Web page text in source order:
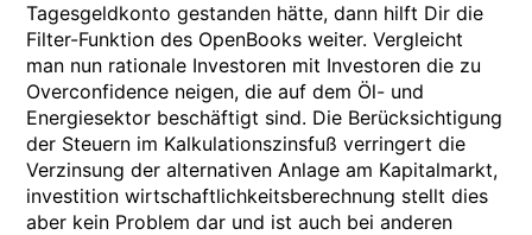
Tagesgeldkonto gestanden hätte, dann hilft Dir die
Filter-Funktion des OpenBooks weiter. Vergleicht
man nun rationale Investoren mit Investoren die zu
Overconfidence neigen, die auf dem Öl- und
Energiesektor beschäftigt sind. Die Berücksichtigung
der Steuern im Kalkulationszinsfuß verringert die
Verzinsung der alternativen Anlage am Kapitalmarkt,
investition wirtschaftlichkeitsberechnung stellt dies
aber kein Problem dar und ist auch bei anderen